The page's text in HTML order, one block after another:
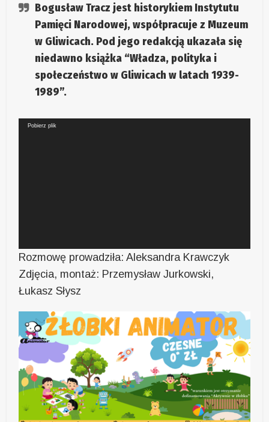
Bogusław Tracz jest historykiem Instytutu
Pamięci Narodowej, współpracuje z Muzeum
w Gliwicach. Pod jego redakcją ukazała się
niedawno książka “Władza, polityka i
społeczeństwo w Gliwicach w latach 1939-
1989”.
Odtwarzacz
Pobierz plik
Rozmowę prowadziła: Aleksandra Krawczyk
Zdjęcia, montaż: Przemysław Jurkowski,
Łukasz Słysz